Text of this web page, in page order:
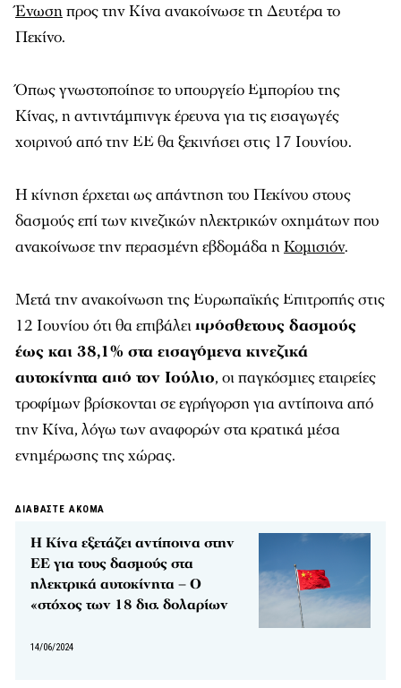
Ένωσηπρος την Κίνα ανακοίνωσε τη Δευτέρα το
Πεκίνο.
Όπως γνωστοποίησε το υπουργείο Εμπορίου της
Κίνας, η αντιντάμπινγκ έρευνα για τις εισαγωγές
χοιρινού από την ΕΕ θα ξεκινήσει στις 17 Ιουνίου.
Η κίνηση έρχεται ως απάντηση του Πεκίνου στους
δασμούς επί των κινεζικών ηλεκτρικών οχημάτων που
ανακοίνωσε την περασμένη εβδομάδα ηΚομισιόν.
Μετά την ανακοίνωση της Ευρωπαϊκής Επιτροπής στις
12 Ιουνίου ότι θα επιβάλειπρόσθετους δασμούς
έως και 38,1% στα εισαγόμενα κινεζικά
αυτοκίνητα από τον Ιούλιο, οι παγκόσμιες εταιρείες
τροφίμων βρίσκονται σε εγρήγορση για αντίποινα από
την Κίνα, λόγω των αναφορών στα κρατικά μέσα
ενημέρωσης της χώρας.
ΔΙΑΒΑΣΤΕ ΑΚΟΜΑ
Η Κίνα εξετάζει αντίποινα στην
ΕΕ για τους δασμούς στα
ηλεκτρικά αυτοκίνητα – Ο
«στόχος των 18 δισ. δολαρίων
14/06/2024